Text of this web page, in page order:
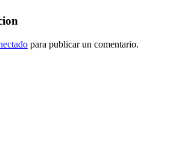
para publicar un comentario.